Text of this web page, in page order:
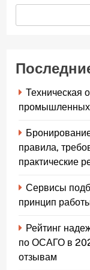
Техническая
промышленных
правила,
практические
Сервисы
принцип
Рейтинг
по ОСАГО в
отзывам